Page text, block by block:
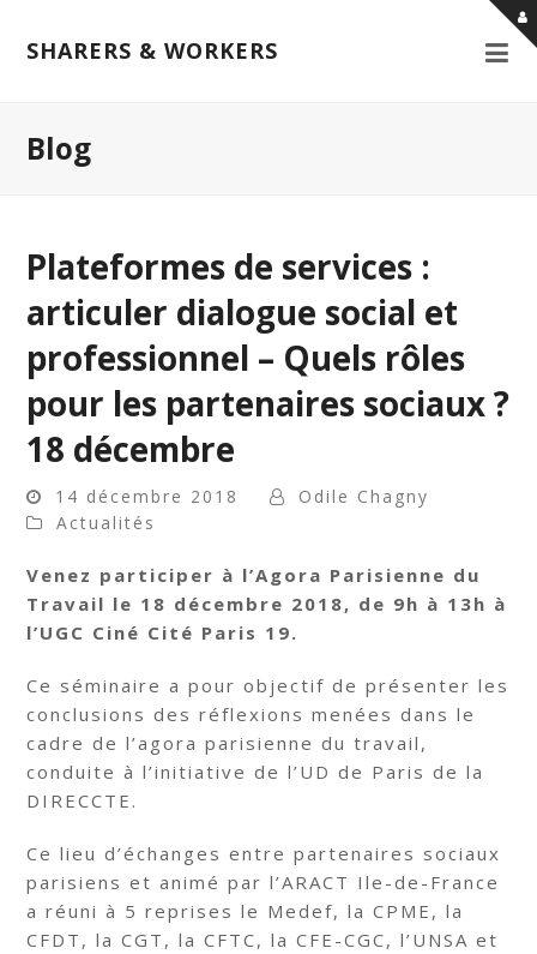
SHARERS & WORKERS
Blog
Plateformes de services :
articuler dialogue social et
professionnel – Quels rôles
pour les partenaires sociaux ?
18 décembre
14 décembre 2018
Odile Chagny
Actualités
Venez participer à l’Agora Parisienne du
Travail le 18 décembre 2018, de 9h à 13h à
l’UGC Ciné Cité Paris 19.
Ce séminaire a pour objectif de présenter les
conclusions des réflexions menées dans le
cadre de l’agora parisienne du travail,
conduite à l’initiative de l’UD de Paris de la
DIRECCTE.
Ce lieu d’échanges entre partenaires sociaux
parisiens et animé par l’ARACT Ile-de-France
a réuni à 5 reprises le Medef, la CPME, la
CFDT, la CGT, la CFTC, la CFE-CGC, l’UNSA et